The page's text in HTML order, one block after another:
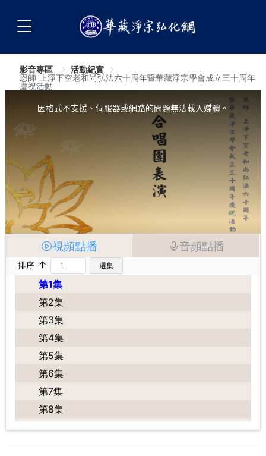
影音專區
活動紀實
恩師 上淨下空老和尚弘法六十周年暨華藏淨宗學會成立三十周年
慶祝活動
因格式不支援、伺服器或網路的問題無法載入媒體。
視頻點播 音頻點播
排序 ↑ 選集
第1集
第2集
第3集
第4集
第5集
第6集
第7集
第8集
第10集
第11集